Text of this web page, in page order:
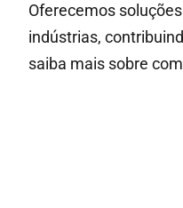
Oferecemos
indústrias,
saiba mais sobre